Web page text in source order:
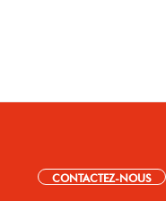
CONTACTEZ-NOUS